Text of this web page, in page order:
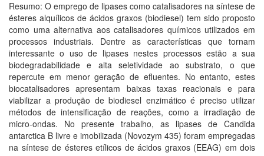
Resumo: O emprego de lipases como catalisadores na síntese de
ésteres alquílicos de ácidos graxos (biodiesel) tem sido proposto
como uma alternativa aos catalisadores químicos utilizados em
processos industriais. Dentre as características que tornam
interessante o uso de lipases nestes processos estão a sua
biodegradabilidade e alta seletividade ao substrato, o que
repercute em menor geração de efluentes. No entanto, estes
biocatalisadores apresentam baixas taxas reacionais e para
viabilizar a produção de biodiesel enzimático é preciso utilizar
métodos de intensificação de reações, como a irradiação de
micro-ondas. No presente trabalho, as lipases de Candida
antarctica B livre e imobilizada (Novozym 435) foram empregadas
na síntese de ésteres etílicos de ácidos graxos (EEAG) em dois